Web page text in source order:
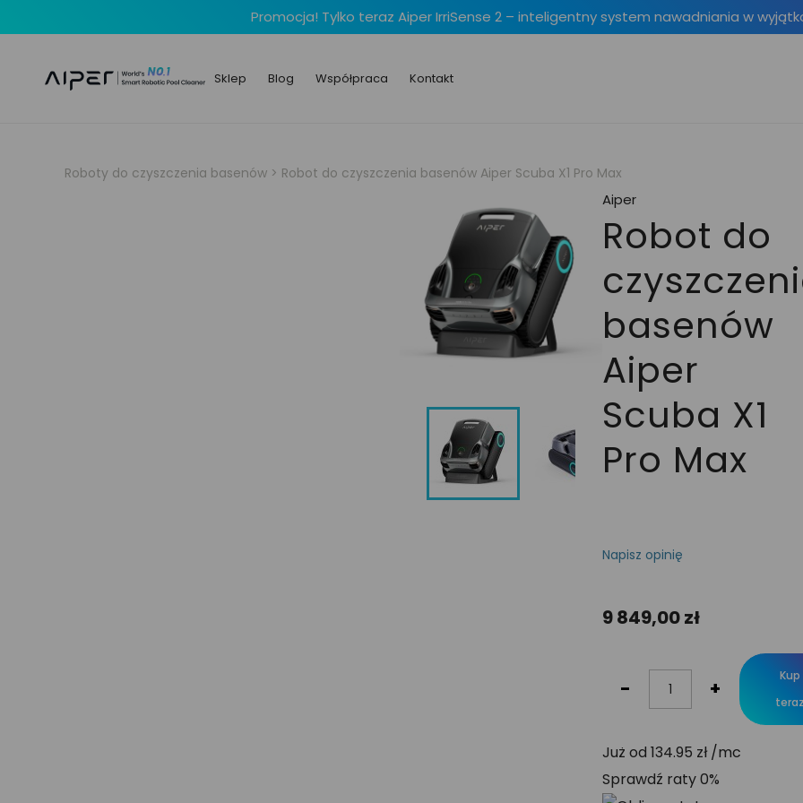
Promocja! Tylko teraz Aiper IrriSense 2 – inteligentny system nawadniania w
Sklep Blog Współpraca Kontakt
Roboty do czyszczenia basenów > Robot do czyszczenia basenów Aiper Scuba X1 Pro Max
Aiper
Robot do
basenów
Aiper
Scuba X1
Pro Max
Napisz opinię
9 849,00 zł
- +
Kup
Już od 134.95 zł /mc
Sprawdź raty 0%